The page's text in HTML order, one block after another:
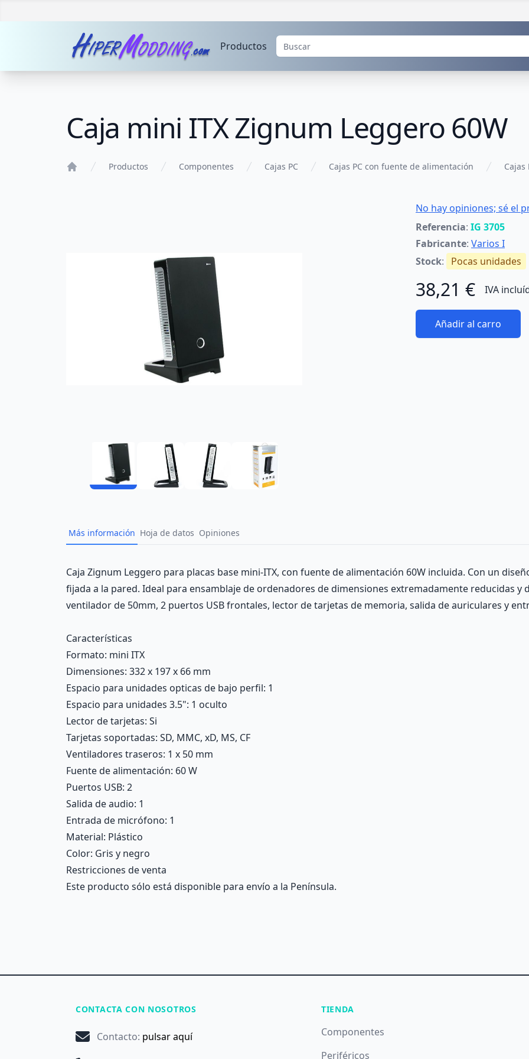
Productos
Caja mini ITX Zignum Leggero 60W
Productos Componentes Cajas PC Cajas PC con fuente de alimentación Cajas
No hay opiniones; sé el
Referencia: IG 3705
Fabricante: Varios I
Stock: Pocas unidades
38,21 € IVA
Añadir al carro
Más información Hoja de datos Opiniones
Description
Caja Zignum Leggero para placas base mini-ITX, con fuente de alimentación 60W incluida. Con un
fijada a la pared. Ideal para ensamblaje de ordenadores de dimensiones extremadamente reducidas y
ventilador de 50mm, 2 puertos USB frontales, lector de tarjetas de memoria, salida de auriculares y
Características
Formato: mini ITX
Dimensiones: 332 x 197 x 66 mm
Espacio para unidades opticas de bajo perfil: 1
Espacio para unidades 3.5": 1 oculto
Lector de tarjetas: Si
Tarjetas soportadas: SD, MMC, xD, MS, CF
Ventiladores traseros: 1 x 50 mm
Fuente de alimentación: 60 W
Puertos USB: 2
Salida de audio: 1
Entrada de micrófono: 1
Material: Plástico
Color: Gris y negro
Restricciones de venta
Este producto sólo está disponible para envío a la Península.
CONTACTA CON NOSOTROS
Contacto: pulsar aquí
TIENDA
Componentes
Periféricos